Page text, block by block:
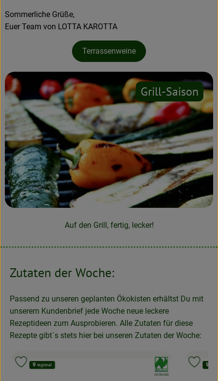
Sommerliche Grüße,
Euer Team von LOTTA KAROTTA
Terrassenweine
Grill-Saison
Auf den Grill, fertig, lecker!
Zutaten der Woche:
Passend zu unseren geplanten Ökokisten erhältst Du mit
unserem Kundenbrief jede Woche neue leckere
Rezeptideen zum Ausprobieren. Alle Zutaten für diese
Rezepte gibt´s stets hier bei unseren Zutaten der Woche:
, Verband:
, Kontrollstelle:
APPLUS
regional
Produkt zu Favouriten hinzufügen